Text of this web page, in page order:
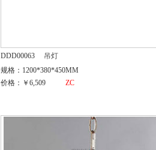
DDD00063
吊灯
规格：1200*380*450MM
价格：￥6,509
ZC